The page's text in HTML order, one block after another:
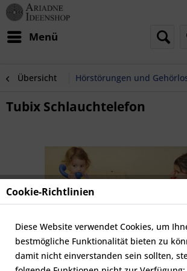
Menü
Übersicht Hörstörungen und
Tubix Schlauchtelefon
Cookie-Richtlinien
Diese Website verwendet Cookies, um
bestmögliche Funktionalität bieten zu
damit nicht einverstanden sein sollten,